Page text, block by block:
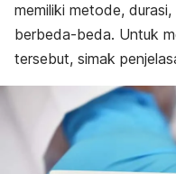
memiliki metode,
berbeda-beda. Untuk
tersebut, simak